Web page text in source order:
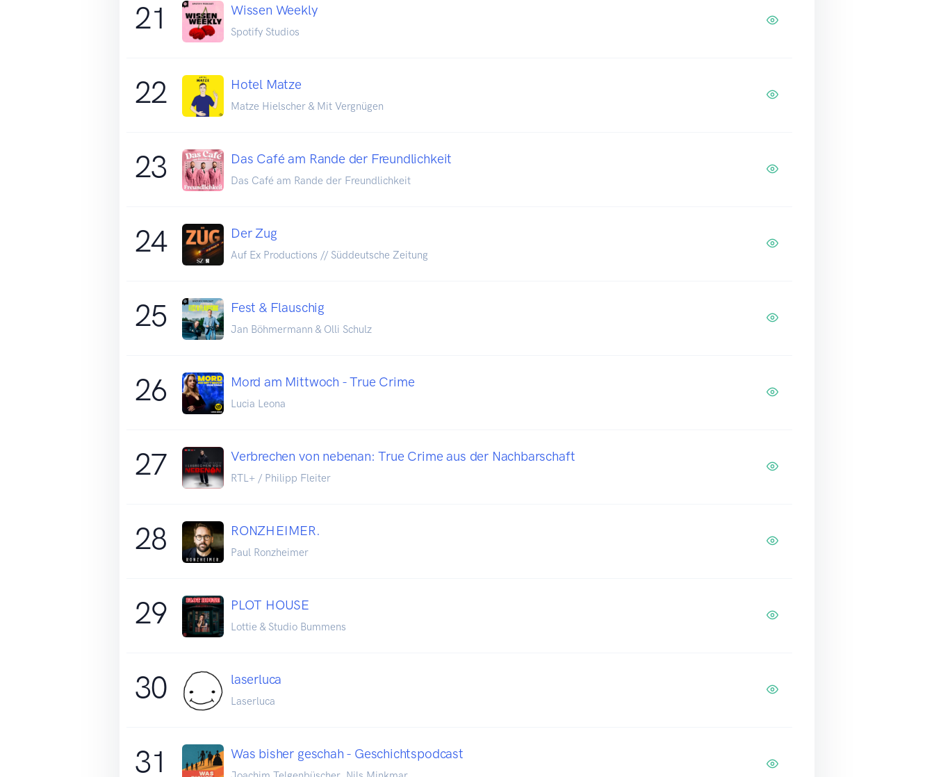
21 Wissen Weekly
Spotify Studios
22 Hotel Matze
Matze Hielscher & Mit Vergnügen
23 Das Café am Rande der Freundlichkeit
Das Café am Rande der Freundlichkeit
24 Der Zug
Auf Ex Productions // Süddeutsche Zeitung
25 Fest & Flauschig
Jan Böhmermann & Olli Schulz
26 Mord am Mittwoch - True Crime
Lucia Leona
27 Verbrechen von nebenan: True Crime aus der Nachbarschaft
RTL+ / Philipp Fleiter
28 RONZHEIMER.
Paul Ronzheimer
29 PLOT HOUSE
Lottie & Studio Bummens
30 laserluca
Laserluca
31 Was bisher geschah - Geschichtspodcast